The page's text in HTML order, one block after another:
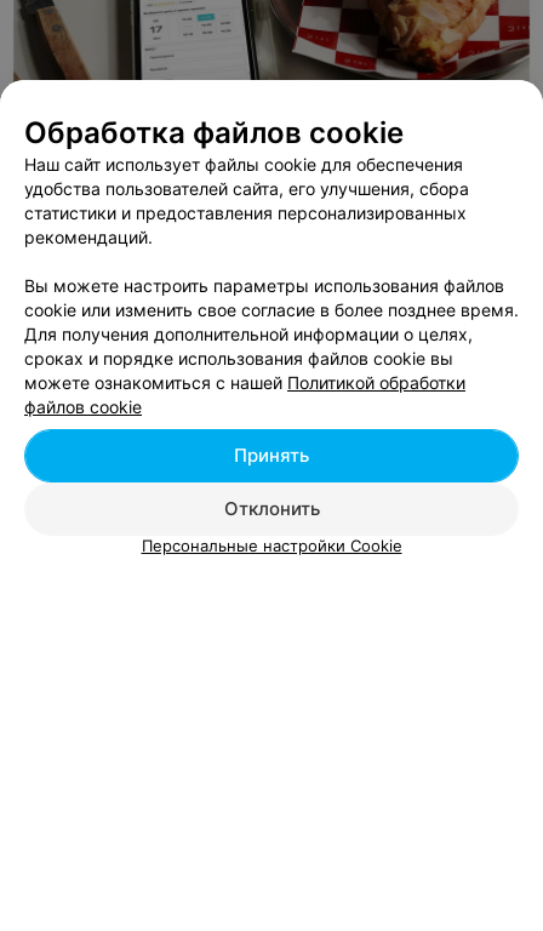
ЭФФЕКТИВНАЯ РЕКЛАМА НА САЙТЕ
Добавить компанию
Добавить специалиста
Обработка файлов cookie
Наш сайт использует файлы cookie для обеспечения
удобства пользователей сайта, его улучшения, сбора
статистики и предоставления персонализированных
рекомендаций.
Вы можете настроить параметры использования файлов
cookie или изменить свое согласие в более позднее время.
Для получения дополнительной информации о целях,
сроках и порядке использования файлов cookie вы
можете ознакомиться с нашей Политикой обработки
файлов cookie
Отклонить
Принять
Персональные настройки Cookie